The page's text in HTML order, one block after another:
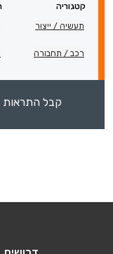
קטגוריה
תעשיה / ייצור
רכב / תחבורה
קבל התראות